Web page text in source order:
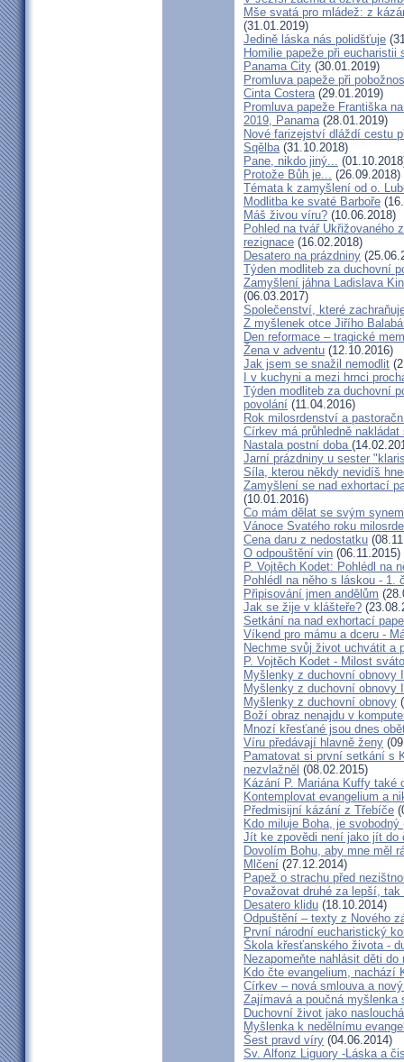
Mše svatá pro mládež: z
(31.01.2019)
Jedině láska nás polidšťuje
Homilie papeže při
Panama City (30.01.2019)
Promluva papeže při
Cinta Costera(29.01.2019)
Promluva papeže Františka
2019, Panama(28.01.2019)
Nové farizejství dláždí cestu
Sqělba(31.10.2018)
Pane, nikdo jiný...
Protože Bůh je... (26.09.2018)
Témata k zamyšlení od o.
Modlitba ke svaté Barboře
Máš živou víru? (10.06.2018)
Pohled na tvář Ukřižovaného
rezignace (16.02.2018)
Desatero na prázdniny
Týden modliteb za duchovní
Zamyšlení jáhna Ladislava
(06.03.2017)
Společenství, které
Z myšlenek otce Jiřího
Den reformace – tragické
Žena v adventu (12.10.2016)
Jak jsem se snažil nemodlit
I v kuchyni a mezi hrnci
Týden modliteb za duchovní
povolání (11.04.2016)
Rok milosrdenství a
Církev má průhledně
Nastala postní doba
Jarní prázdniny u sester
Síla, kterou někdy nevidíš
Zamyšlení se nad exhortací
(10.01.2016)
Co mám dělat se svým
Vánoce Svatého roku
Cena daru z nedostatku
O odpouštění vin (06.11.2015)
P. Vojtěch Kodet: Pohlédl na
Pohlédl na něho s láskou - 1.
Připisování jmen andělům
Jak se žije v klášteře?
Setkání na nad exhortací
Víkend pro mámu a dceru -
Nechme svůj život uchvátit a
P. Vojtěch Kodet - Milost
Myšlenky z duchovní obnovy
Myšlenky z duchovní obnovy
Myšlenky z duchovní obnovy
Boží obraz nenajdu v
Mnozí křesťané jsou dnes
Víru předávají hlavně ženy
Pamatovat si první setkání s
nezvlažněl (08.02.2015)
Kázání P. Mariána Kuffy také
Kontemplovat evangelium a
Předmisijní kázání z Třebíče
Kdo miluje Boha, je svobodný
Jít ke zpovědi není jako jít do
Dovolím Bohu, aby mne měl
Mlčení (27.12.2014)
Papež o strachu před
Považovat druhé za lepší,
Desatero klidu (18.10.2014)
Odpuštění – texty z Nového
První národní eucharistický
Škola křesťanského života -
Nezapomeňte nahlásit děti do
Kdo čte evangelium, nachází
Církev – nová smlouva a
Zajímavá a poučná myšlenka
Duchovní život jako
Myšlenka k nedělnímu
Šest pravd víry (04.06.2014)
Sv. Alfonz Liguory -Láska a